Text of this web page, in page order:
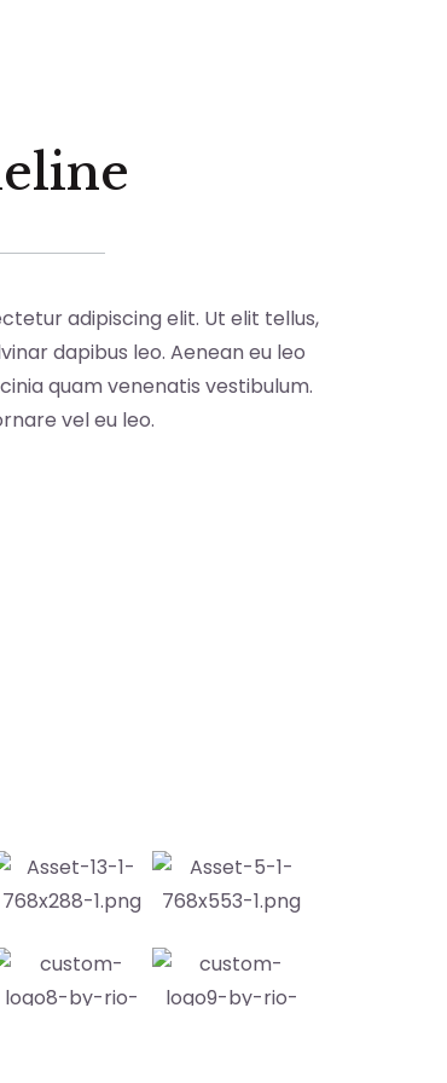
adipiscing elit. Ut elit tellus,
dapibus leo. Aenean eu leo
quam venenatis vestibulum.
vel eu leo.